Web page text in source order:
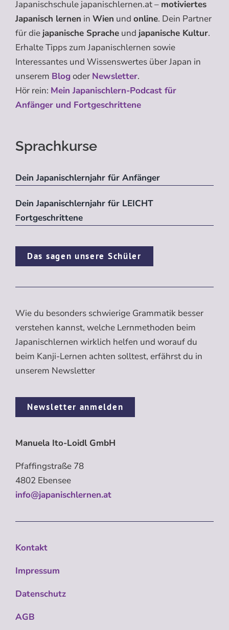
Japanischschule japanischlernen.at – motiviertes
Japanisch lernen in Wien und online. Dein Partner
für die japanische Sprache und japanische Kultur.
Erhalte Tipps zum Japanischlernen sowie
Interessantes und Wissenswertes über Japan in
unserem Blogoder Newsletter.
Hör rein: Mein Japanischlern-Podcast für
Anfänger und Fortgeschrittene
Sprachkurse
Dein Japanischlernjahr für Anfänger
Dein Japanischlernjahr für LEICHT
Fortgeschrittene
Das sagen unsere Schüler
Wie du besonders schwierige Grammatik besser
verstehen kannst, welche Lernmethoden beim
Japanischlernen wirklich helfen und worauf du
beim Kanji-Lernen achten solltest, erfährst du in
unserem Newsletter
Newsletter anmelden
Manuela Ito-Loidl GmbH
Pfaffingstraße 78
4802 Ebensee
info@japanischlernen.at
Kontakt
Impressum
Datenschutz
AGB